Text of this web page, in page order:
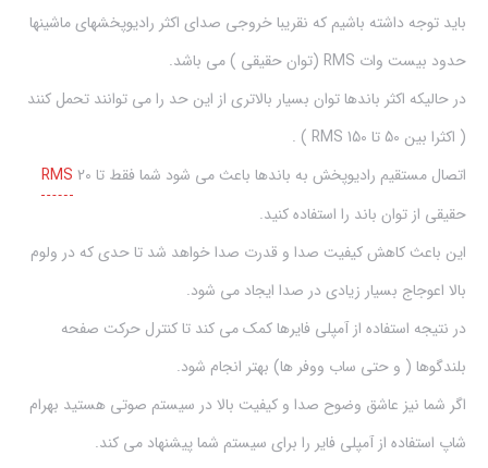
باید توجه داشته باشیم که نقریبا خروجی صدای اکثر رادیوپخشهای ماشینها
حدود بیست وات RMS (توان حقیقی ) می باشد.
در حالیکه اکثر باندها توان بسیار بالاتری از این حد را می توانند تحمل کنند
( اکثرا بین 50 تا 150 RMS ) .
اتصال مستقیم رادیوپخش به باندها باعث می شود شما فقط تا 20
RMS
حقیقی از توان باند را استفاده کنید.
این باعث کاهش کیفیت صدا و قدرت صدا خواهد شد تا حدی که در ولوم
بالا اعوجاج بسیار زیادی در صدا ایجاد می شود.
در نتیجه استفاده از آمپلی فایرها کمک می کند تا کنترل حرکت صفحه
بلندگوها ( و حتی ساب ووفر ها) بهتر انجام شود.
اگر شما نیز عاشق وضوح صدا و کیفیت بالا در سیستم صوتی هستید بهرام
شاپ استفاده از آمپلی فایر را برای سیستم شما پیشنهاد می کند.